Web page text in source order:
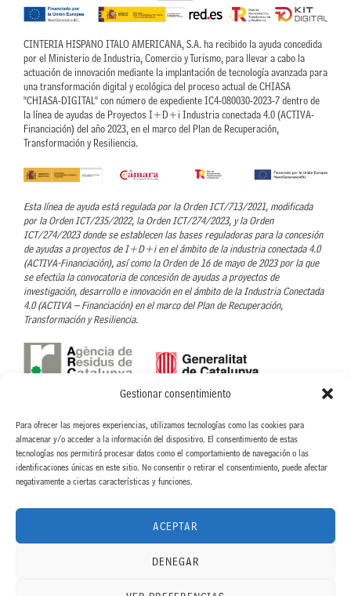
Gestionar consentimiento
Para ofrecer las mejores experiencias, utilizamos tecnologías como las cookies para
almacenar y/o acceder a la información del dispositivo. El consentimiento de estas
tecnologías nos permitirá procesar datos como el comportamiento de navegación o las
identificaciones únicas en este sitio. No consentir o retirar el consentimiento, puede afectar
negativamente a ciertas características y funciones.
ACEPTAR
DENEGAR
CINTERIA HISPANO ITALO AMERICANA, S.A. ha recibido la ayuda concedida
por el Ministerio de Industria, Comercio y Turismo, para llevar a cabo la
actuación de innovación mediante la implantación de tecnología avanzada para
una transformación digital y ecológica del proceso actual de CHIASA
"CHIASA-DIGITAL" con número de expediente IC4-080030-2023-7 dentro de
la línea de ayudas de Proyectos I+D+i Industria conectada 4.0 (ACTIVA-
Financiación) del año 2023, en el marco del Plan de Recuperación,
Transformación y Resiliencia.
Esta línea de ayuda está regulada por la Orden ICT/713/2021, modificada
por la Orden ICT/235/2022, la Orden ICT/274/2023, y la Orden
ICT/274/2023 donde se establecen las bases reguladoras para la concesión
de ayudas a proyectos de I+D+i en el ámbito de la industria conectada 4.0
(ACTIVA-Financiación), así como la Orden de 16 de mayo de 2023 por la que
se efectúa la convocatoria de concesión de ayudas a proyectos de
investigación, desarrollo e innovación en el ámbito de la Industria Conectada
4.0 (ACTIVA – Financiación) en el marco del Plan de Recuperación,
Transformación y Resiliencia.
CINTERIA HISPANO ITALO AMERICANA, S.A. ha recibido la ayuda concedida
por parte de la ARC, para llevar a cabo el proyecto Nuevo proceso para la
eliminación de disolventes orgánicos en el proceso de recubrimiento de
etiquetas textiles, dentro de la linea de Ayudas para proyectos de fomento de
la economía circular. ACC/3552/2022.
"Proyecto acogido al programa de incentivos ligados al autoconsumo y al
implantación de sistemas térmicos renovables en el sector residencial, en el